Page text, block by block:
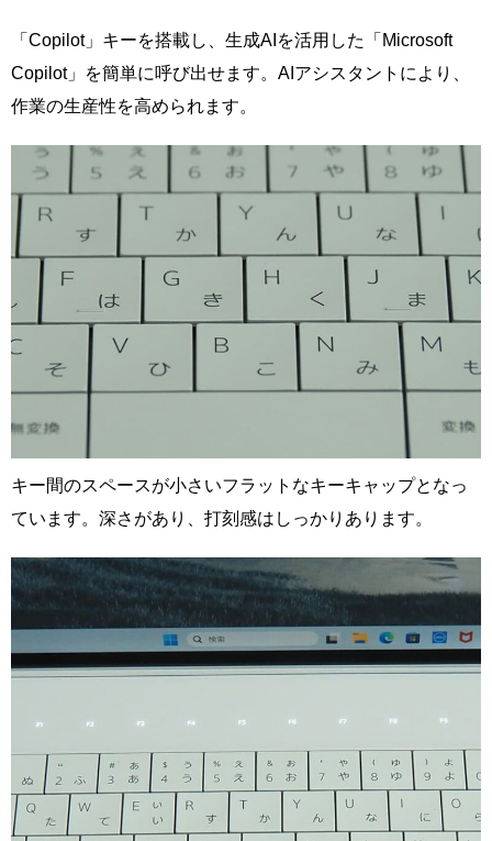
「Copilot」キーを搭載し、生成AIを活用した「Microsoft
Copilot」を簡単に呼び出せます。AIアシスタントにより、
作業の生産性を高められます。
キー間のスペースが小さいフラットなキーキャップとなっ
ています。深さがあり、打刻感はしっかりあります。